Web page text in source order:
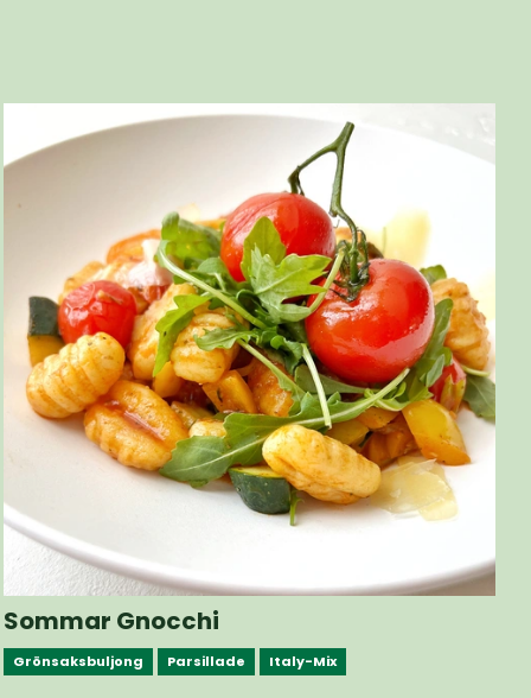
Sommar Gnocchi
Grönsaksbuljong Parsillade Italy-Mix